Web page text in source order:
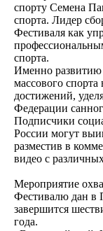
спорту Семена
спорта. Лидер
Фестиваля как
спорта.
Именно
массового
достижений,
Федерации
Подписчики
России могут
разместив в
видео с
Мероприятие
Фестивалю дан в
завершится
года.